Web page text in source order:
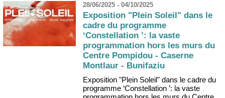
28/06/2025 - 04/10/2025
Exposition "Plein Soleil" dans le
cadre du programme
‘Constellation ’: la vaste
programmation hors les murs du
Centre Pompidou - Caserne
Montlaur - Bunifaziu
Exposition "Plein Soleil" dans le cadre du
programme ‘Constellation ’: la vaste